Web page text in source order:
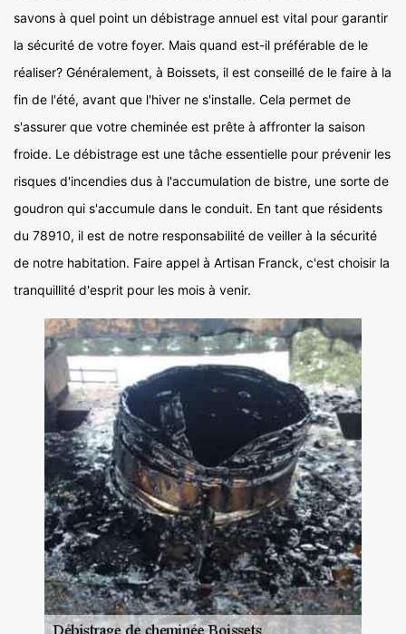
savons à quel point un débistrage annuel est vital pour garantir
la sécurité de votre foyer. Mais quand est-il préférable de le
réaliser? Généralement, à Boissets, il est conseillé de le faire à la
fin de l'été, avant que l'hiver ne s'installe. Cela permet de
s'assurer que votre cheminée est prête à affronter la saison
froide. Le débistrage est une tâche essentielle pour prévenir les
risques d'incendies dus à l'accumulation de bistre, une sorte de
goudron qui s'accumule dans le conduit. En tant que résidents
du 78910, il est de notre responsabilité de veiller à la sécurité
de notre habitation. Faire appel à Artisan Franck, c'est choisir la
tranquillité d'esprit pour les mois à venir.